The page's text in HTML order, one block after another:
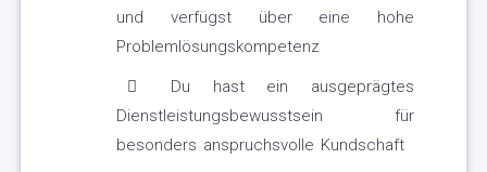
und verfügst über eine hohe
Problemlösungskompetenz
Du hast ein ausgeprägtes
Dienstleistungsbewusstsein für
besonders anspruchsvolle Kundschaft